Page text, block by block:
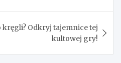
kręgli? Odkryj tajemnice tej
kultowej gry!